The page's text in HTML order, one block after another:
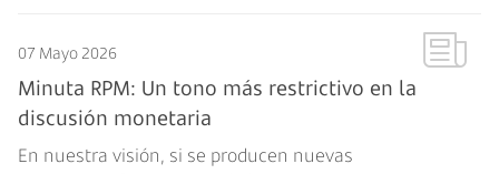
07 Mayo 2026
Minuta RPM: Un tono más restrictivo en la
discusión monetaria
En nuestra visión, si se producen nuevas